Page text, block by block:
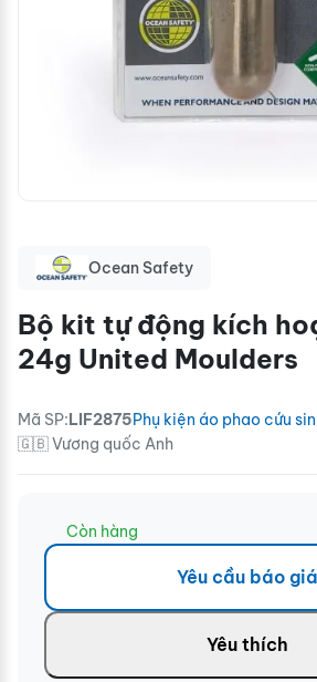
Ocean Safety
Bộ kit tự động kích
24g United Moulders
Mã SP: LIF2875Phụ kiện áo phao cứu
🇬🇧 Vương quốc Anh
Còn hàng
Yêu cầu báo giá
Yêu thích